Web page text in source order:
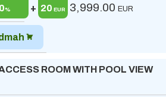
% + 20 EUR 3,999.00 EUR
ROOM WITH POOL VIEW